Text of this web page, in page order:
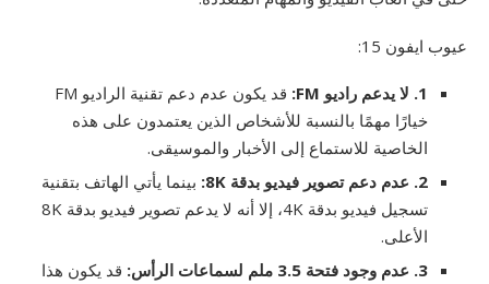
عيوب ايفون 15:
1. لا يدعم راديو FM:
قد يكون عدم دعم تقنية الراديو FM
خيارًا مهمًا بالنسبة للأشخاص الذين يعتمدون على هذه
الخاصية للاستماع إلى الأخبار والموسيقى.
2. عدم دعم تصوير فيديو بدقة 8K:
بينما يأتي الهاتف بتقنية
تسجيل فيديو بدقة 4K، إلا أنه لا يدعم تصوير فيديو بدقة 8K
الأعلى.
3. عدم وجود فتحة 3.5 ملم لسماعات الرأس:
قد يكون هذا